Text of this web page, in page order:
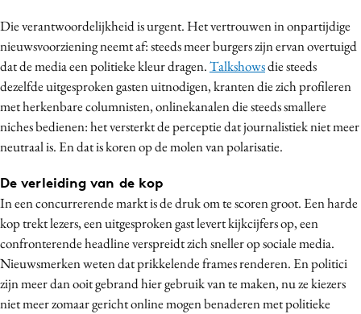
Gedragsverandering
Influencer marketing
Interne communicatie
Martech
Media
Merkstrategie
PR
Programmatic
Purpose Marketing
Reputatie & crisis
Die verantwoordelijkheid is urgent. Het vertrouwen in onpartijdige
nieuwsvoorziening neemt af: steeds meer burgers zijn ervan overtuigd
dat de media een politieke kleur dragen.Talkshowsdie steeds
dezelfde uitgesproken gasten uitnodigen, kranten die zich profileren
met herkenbare columnisten, onlinekanalen die steeds smallere
niches bedienen: het versterkt de perceptie dat journalistiek niet meer
neutraal is. En dat is koren op de molen van polarisatie.
De verleiding van de kop
In een concurrerende markt is de druk om te scoren groot. Een harde
kop trekt lezers, een uitgesproken gast levert kijkcijfers op, een
confronterende headline verspreidt zich sneller op sociale media.
Nieuwsmerken weten dat prikkelende frames renderen. En politici
zijn meer dan ooit gebrand hier gebruik van te maken, nu ze kiezers
niet meer zomaar gericht online mogen benaderen met politieke